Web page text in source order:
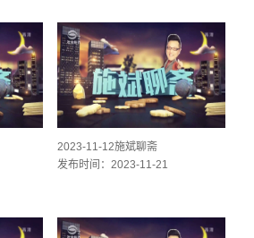
2023-11-12施斌聊斋
发布时间：2023-11-21